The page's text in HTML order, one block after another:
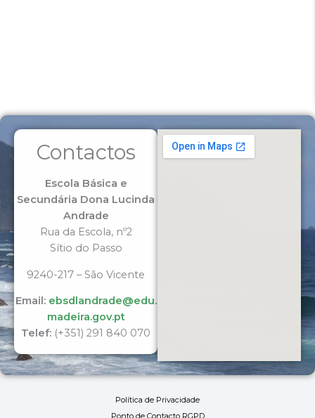
Contactos
Escola Básica e
Secundária Dona Lucinda
Andrade
Rua da Escola, nº2
Sítio do Passo
9240-217 – São Vicente
Email: ebsdlandrade@edu.
madeira.gov.pt
Telef: (+351) 291 840 070
Política de Privacidade
Ponto de Contacto RGPD